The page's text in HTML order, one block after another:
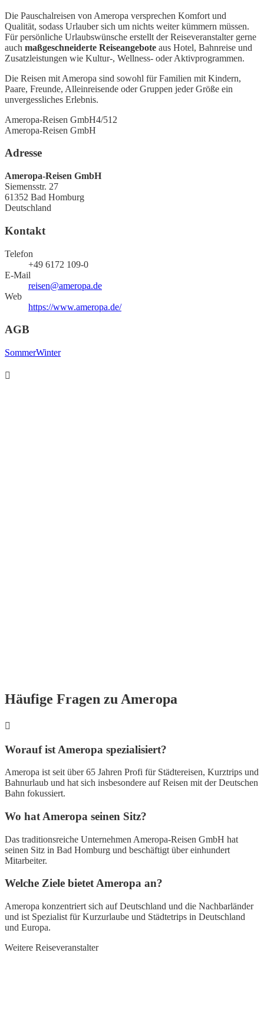
Die Pauschalreisen von Ameropa versprechen Komfort und
Qualität, sodass Urlauber sich um nichts weiter kümmern müssen.
Für persönliche Urlaubswünsche erstellt der Reiseveranstalter gerne
auch maßgeschneiderte Reiseangebote aus Hotel, Bahnreise und
Zusatzleistungen wie Kultur-, Wellness- oder Aktivprogrammen.
Die Reisen mit Ameropa sind sowohl für Familien mit Kindern,
Paare, Freunde, Alleinreisende oder Gruppen jeder Größe ein
unvergessliches Erlebnis.
Ameropa-Reisen GmbH4/512
Ameropa-Reisen GmbH
Adresse
Ameropa-Reisen GmbH
Siemensstr. 27
61352 Bad Homburg
Deutschland
Kontakt
Telefon
+49 6172 109-0
E-Mail
reisen@ameropa.de
Web
https://www.ameropa.de/
AGB
SommerWinter
Häufige Fragen zu Ameropa
Worauf ist Ameropa spezialisiert?
Ameropa ist seit über 65 Jahren Profi für Städtereisen, Kurztrips und
Bahnurlaub und hat sich insbesondere auf Reisen mit der Deutschen
Bahn fokussiert.
Wo hat Ameropa seinen Sitz?
Das traditionsreiche Unternehmen Ameropa-Reisen GmbH hat
seinen Sitz in Bad Homburg und beschäftigt über einhundert
Mitarbeiter.
Welche Ziele bietet Ameropa an?
Ameropa konzentriert sich auf Deutschland und die Nachbarländer
und ist Spezialist für Kurzurlaube und Städtetrips in Deutschland
und Europa.
Weitere Reiseveranstalter